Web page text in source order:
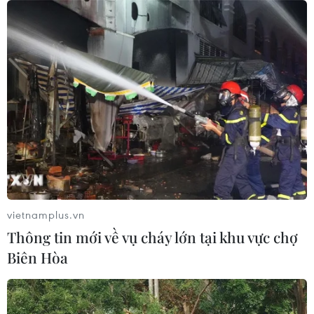
luận và chính trị
04/08/2026 13:39
Bộ trưởng Bộ Công an Lương Tam
Quang tiếp Quốc vụ khanh Bộ Nội vụ
Campuchia
04/08/2026 13:35
Tổng Bí thư, Chủ tịch nước
tiếp Đại sứ, Đại biện các nước ASEAN
Tổng Bí thư, Chủ tịch nước: Cùng
xây dựng Cộng đồng ASEAN đoàn
vietnamplus.vn
Thông tin mới về vụ cháy lớn tại khu vực chợ
Biên Hòa